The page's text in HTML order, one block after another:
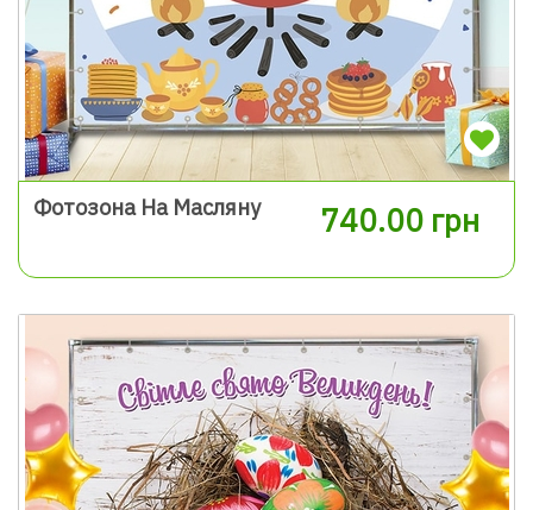
Фотозона На Масляну 740.00 грн